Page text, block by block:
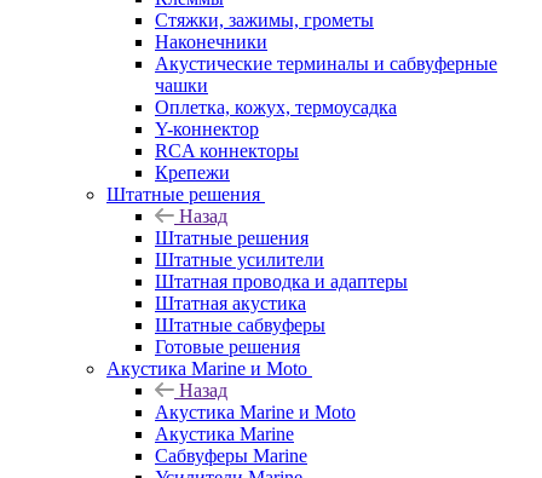
Стяжки, зажимы, грометы
Наконечники
Акустические терминалы и сабвуферные
чашки
Оплетка, кожух, термоусадка
Y-коннектор
RCA коннекторы
Крепежи
Штатные решения
Назад
Штатные решения
Штатные усилители
Штатная проводка и адаптеры
Штатная акустика
Штатные сабвуферы
Готовые решения
Акустика Marine и Moto
Назад
Акустика Marine и Moto
Акустика Marine
Сабвуферы Marine